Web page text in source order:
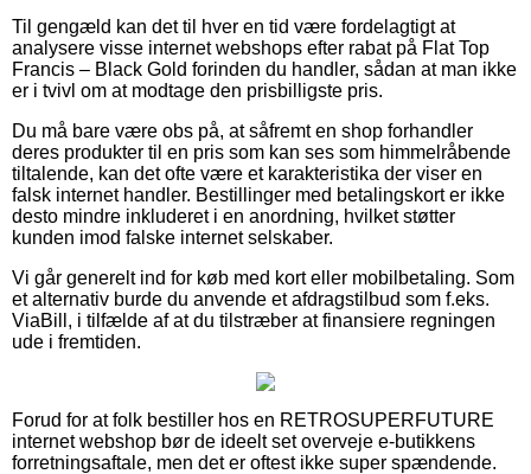
Til gengæld kan det til hver en tid være fordelagtigt at
analysere visse internet webshops efter rabat på Flat Top
Francis – Black Gold forinden du handler, sådan at man ikke
er i tvivl om at modtage den prisbilligste pris.
Du må bare være obs på, at såfremt en shop forhandler
deres produkter til en pris som kan ses som himmelråbende
tiltalende, kan det ofte være et karakteristika der viser en
falsk internet handler. Bestillinger med betalingskort er ikke
desto mindre inkluderet i en anordning, hvilket støtter
kunden imod falske internet selskaber.
Vi går generelt ind for køb med kort eller mobilbetaling. Som
et alternativ burde du anvende et afdragstilbud som f.eks.
ViaBill, i tilfælde af at du tilstræber at finansiere regningen
ude i fremtiden.
Forud for at folk bestiller hos en RETROSUPERFUTURE
internet webshop bør de ideelt set overveje e-butikkens
forretningsaftale, men det er oftest ikke super spændende.